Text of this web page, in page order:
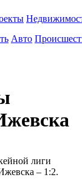
Авто
лиги
– 1:2.